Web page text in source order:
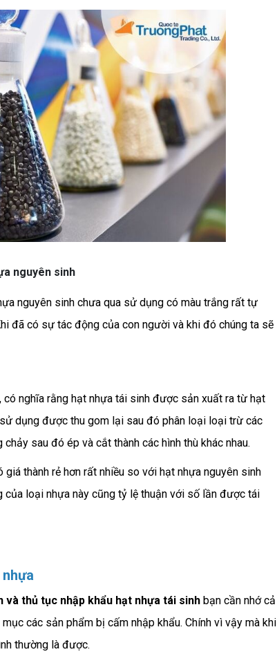
nguyên sinh
nguyên sinh chưa qua sử dụng có màu trắng rất tự
đã có sự tác động của con người và khi đó chúng ta sẽ
nghĩa rằng hạt nhựa tái sinh được sản xuất ra từ hạt
dụng được thu gom lại sau đó phân loại loại trừ các
sau đó ép và cắt thành các hình thù khác nhau.
thành rẻ hơn rất nhiều so với hạt nhựa nguyên sinh
loại nhựa này cũng tỷ lệ thuận với số lần được tái
thủ tục nhập khẩu hạt nhựa tái sinh bạn cần nhớ cả
các sản phẩm bị cấm nhập khẩu. Chính vì vậy mà khi
thường là được.